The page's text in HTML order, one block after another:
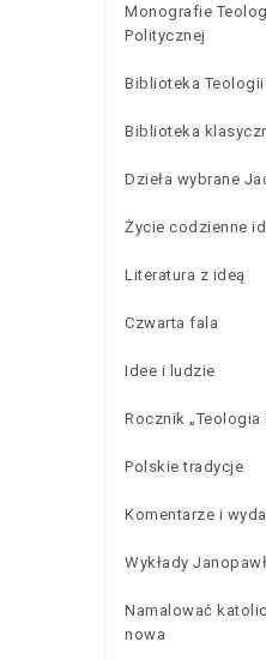
Monografie
Politycznej
Biblioteka
Biblioteka
Dzieła wybrane
Życie codzienne
Literatura z ideą
Czwarta fala
Idee i ludzie
Rocznik „Teologia
Polskie tradycje
Komentarze i
Wykłady
Namalować
nowa